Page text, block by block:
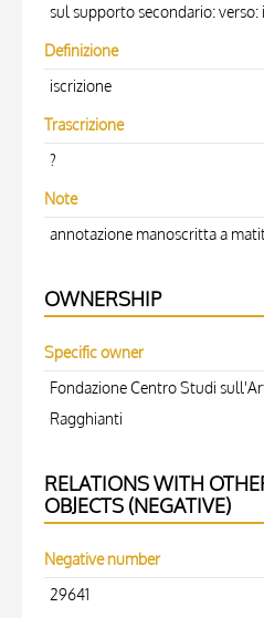
sul supporto secondario:
Definizione
iscrizione
Trascrizione
?
Note
annotazione manoscritta a
OWNERSHIP
Specific owner
Fondazione Centro Studi
Ragghianti
RELATIONS WITH
OBJECTS (NEGATIVE)
Negative number
29641